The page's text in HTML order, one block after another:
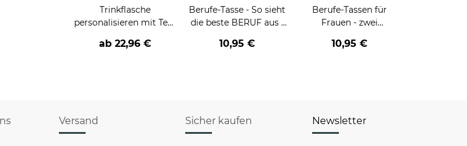
Trinkflasche
personalisieren mit Text
500 ml und 750 ml
ab 22,96 €
Berufe-Tasse - So sieht
die beste BERUF aus -
Frauen
10,95 €
Berufe-Tassen für
Frauen - zwei
10,95 €
Versand Sicher kaufen Newsletter